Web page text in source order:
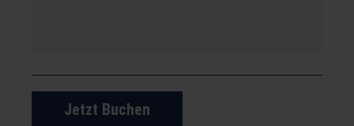
Jetzt Buchen